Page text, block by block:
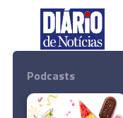
Podcasts